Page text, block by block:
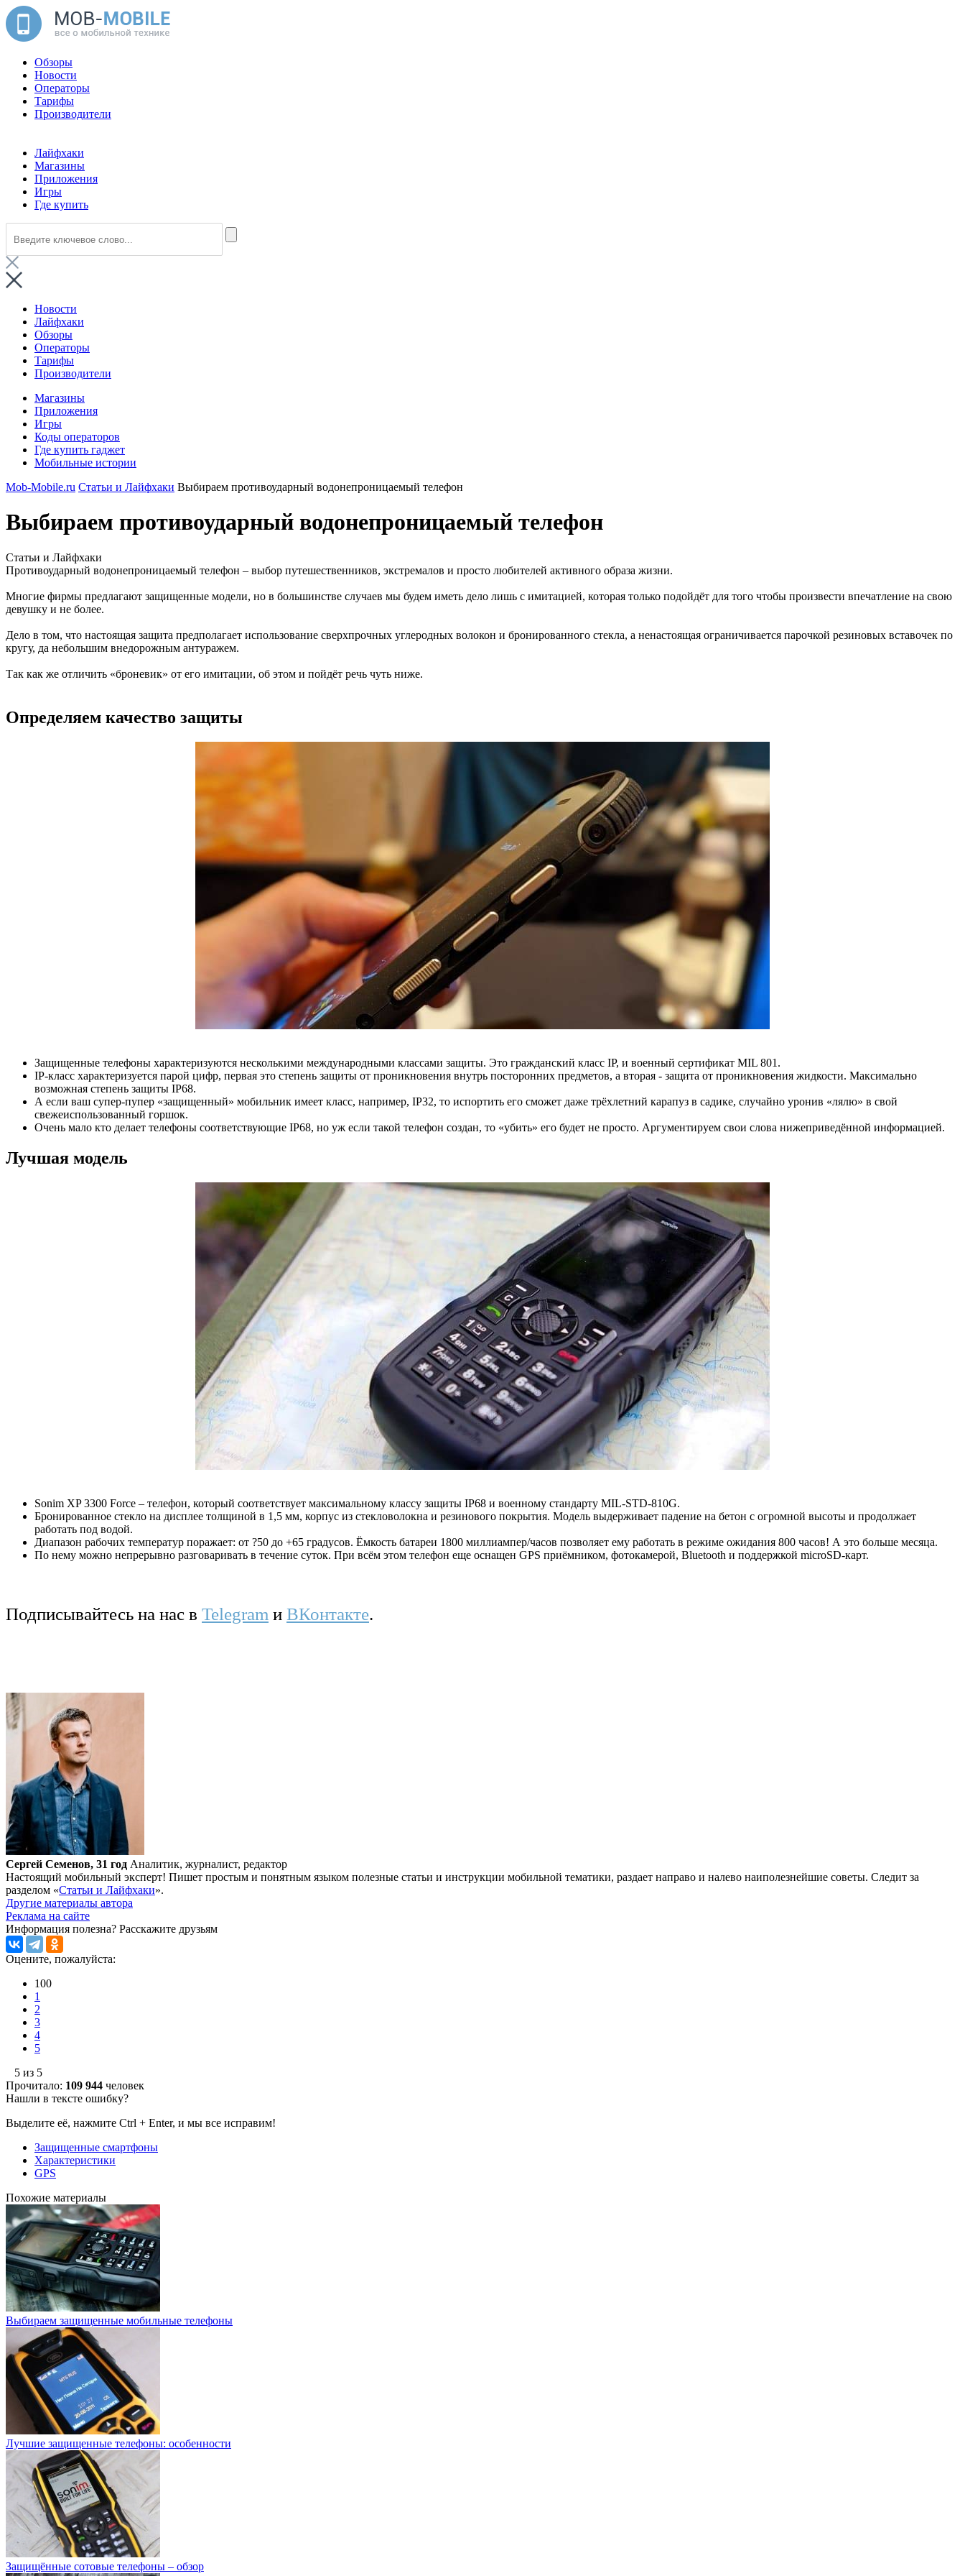
Обзоры
Новости
Операторы
Тарифы
Производители
Лайфхаки
Магазины
Приложения
Игры
Где купить
Новости
Лайфхаки
Обзоры
Операторы
Тарифы
Производители
Магазины
Приложения
Игры
Коды операторов
Где купить гаджет
Мобильные истории
Mob-Mobile.ru Статьи и Лайфхаки Выбираем противоударный водонепроницаемый телефон
Выбираем противоударный водонепроницаемый телефон
Статьи и Лайфхаки
Противоударный водонепроницаемый телефон – выбор путешественников, экстремалов и просто любителей активного образа жизни.
Многие фирмы предлагают защищенные модели, но в большинстве случаев мы будем иметь дело лишь с имитацией, которая только подойдёт для того чтобы произвести впечатление на свою
девушку и не более.
Дело в том, что настоящая защита предполагает использование сверхпрочных углеродных волокон и бронированного стекла, а ненастоящая ограничивается парочкой резиновых вставочек по
кругу, да небольшим внедорожным антуражем.
Так как же отличить «броневик» от его имитации, об этом и пойдёт речь чуть ниже.
Определяем качество защиты
Защищенные телефоны характеризуются несколькими международными классами защиты. Это гражданский класс IP, и военный сертификат MIL 801.
IP-класс характеризуется парой цифр, первая это степень защиты от проникновения внутрь посторонних предметов, а вторая - защита от проникновения жидкости. Максимально
возможная степень защиты IP68.
А если ваш супер-пупер «защищенный» мобильник имеет класс, например, IP32, то испортить его сможет даже трёхлетний карапуз в садике, случайно уронив «лялю» в свой
свежеиспользованный горшок.
Очень мало кто делает телефоны соответствующие IP68, но уж если такой телефон создан, то «убить» его будет не просто. Аргументируем свои слова нижеприведённой информацией.
Лучшая модель
Sonim XP 3300 Force – телефон, который соответствует максимальному классу защиты IP68 и военному стандарту MIL-STD-810G.
Бронированное стекло на дисплее толщиной в 1,5 мм, корпус из стекловолокна и резинового покрытия. Модель выдерживает падение на бетон с огромной высоты и продолжает
работать под водой.
Диапазон рабочих температур поражает: от ?50 до +65 градусов. Ёмкость батареи 1800 миллиампер/часов позволяет ему работать в режиме ожидания 800 часов! А это больше месяца.
По нему можно непрерывно разговаривать в течение суток. При всём этом телефон еще оснащен GPS приёмником, фотокамерой, Bluetooth и поддержкой microSD-карт.
Подписывайтесь на нас в Telegram и ВКонтакте.
Сергей Семенов, 31 год Аналитик, журналист, редактор
Настоящий мобильный эксперт! Пишет простым и понятным языком полезные статьи и инструкции мобильной тематики, раздает направо и налево наиполезнейшие советы. Следит за
разделом «Статьи и Лайфхаки».
Другие материалы автора
Реклама на сайте
Информация полезна? Расскажите друзьям
Оцените, пожалуйста:
100
1
2
3
4
5
5 из 5
Прочитало: 109 944 человек
Нашли в тексте ошибку?
Выделите её, нажмите Ctrl + Enter, и мы все исправим!
Защищенные смартфоны
Характеристики
GPS
Похожие материалы
Выбираем защищенные мобильные телефоны
Лучшие защищенные телефоны: особенности
Защищённые сотовые телефоны – обзор